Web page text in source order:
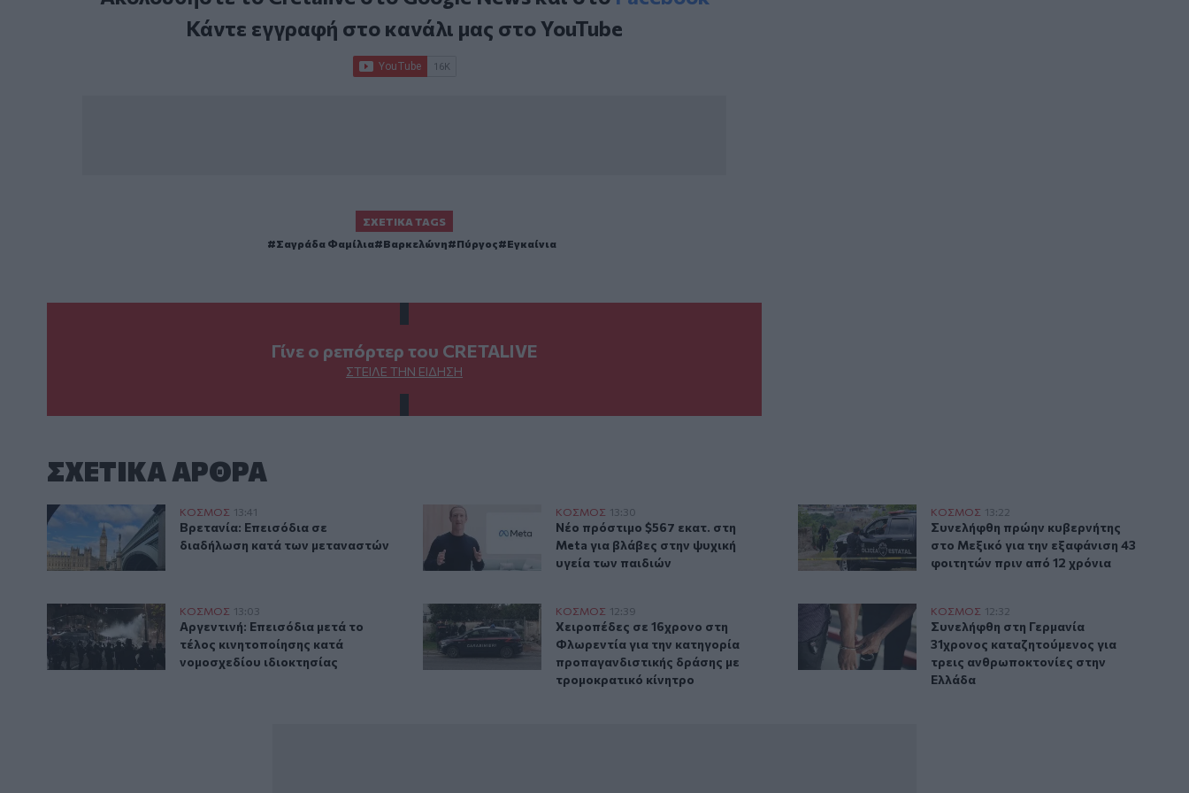
Κάντε εγγραφή στο κανάλι μας στοYouTube
ΣΧΕΤΙΚΆ TAGS
Σαγράδα Φαμίλια
Βαρκελώνη Πύργος Εγκαίνια
Γίνε ο ρεπόρτερ του CRETALIVE
ΣΤΕΊΛΕ ΤΗΝ ΕΊΔΗΣΗ
ΣΧΕΤΙΚA AΡΘΡΑ
Βρετανία: Επεισόδια σε διαδήλωση κατά των μεταναστών
ΚΟΣΜΟΣ 13:41
Βρετανία: Επεισόδια σε διαδήλωση κατά των μεταναστών
Βρετανία: Επεισόδια σε
διαδήλωση κατά των μεταναστών
Νέο πρόστιμο $567 εκατ. στη Meta για βλάβες στην ψυχική υγεία των παιδιών
ΚΟΣΜΟΣ 13:30
Νέο πρόστιμο $567 εκατ. στη Meta για βλάβες στην ψυχική υγεία των παιδιών
Νέο πρόστιμο $567 εκατ. στη
Meta για βλάβες στην ψυχική
υγεία των παιδιών
Συνελήφθη πρώην κυβερνήτης στο Μεξικό για την
ΚΟΣΜΟΣ 13:22
Συνελήφθη πρώην κυβερνήτης στο
Συνελήφθη πρώην κυβερνήτης
στο Μεξικό για την εξαφάνιση 43
φοιτητών πριν από 12 χρόνια
Αργεντινή: Επεισόδια μετά το τέλος κινητοποίησης κατά νομοσχεδίου ιδιοκτησίας
ΚΟΣΜΟΣ 13:03
Αργεντινή: Επεισόδια μετά το τέλος κινητοποίησης κατά νομοσχεδίου ιδιοκτησίας
Αργεντινή: Επεισόδια μετά το
τέλος κινητοποίησης κατά
νομοσχεδίου ιδιοκτησίας
Xειροπέδες σε 16χρονο στη Φλωρεντία για την κατηγορία προπαγανδιστικής δράσης με τρομοκρατικό κίνητρο
ΚΟΣΜΟΣ 12:39
Xειροπέδες σε 16χρονο στη Φλωρεντία για την κατηγορία προπαγανδιστικής δράσης με
Xειροπέδες σε 16χρονο στη
Φλωρεντία για την κατηγορία
προπαγανδιστικής δράσης με
τρομοκρατικό κίνητρο
Συνελήφθη στη Γερμανία 31χρονος καταζητούμενος για
ΚΟΣΜΟΣ 12:32
Συνελήφθη στη Γερμανία 31χρονος
Συνελήφθη στη Γερμανία
31χρονος καταζητούμενος για
τρεις ανθρωποκτονίες στην
Ελλάδα